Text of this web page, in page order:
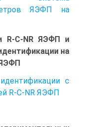
ЯЭФП на
R-C-NR ЯЭФП и
на
с
R-C-NR ЯЭФП